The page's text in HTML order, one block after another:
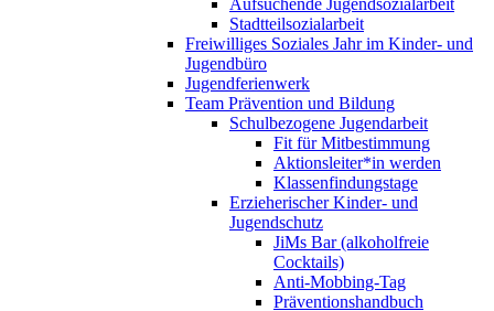
Aufsuchende Jugendsozialarbeit
Stadtteilsozialarbeit
Freiwilliges Soziales Jahr im Kinder- und
Jugendbüro
Jugendferienwerk
Team Prävention und Bildung
Schulbezogene Jugendarbeit
Fit für Mitbestimmung
Aktionsleiter*in werden
Klassenfindungstage
Erzieherischer Kinder- und
Jugendschutz
JiMs Bar (alkoholfreie
Cocktails)
Anti-Mobbing-Tag
Präventionshandbuch